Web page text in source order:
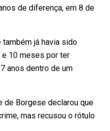
de diferença, em 8 de
já havia sido
e 10 meses por ter
anos dentro de um
de Borgese declarou que
mas recusou o rótulo